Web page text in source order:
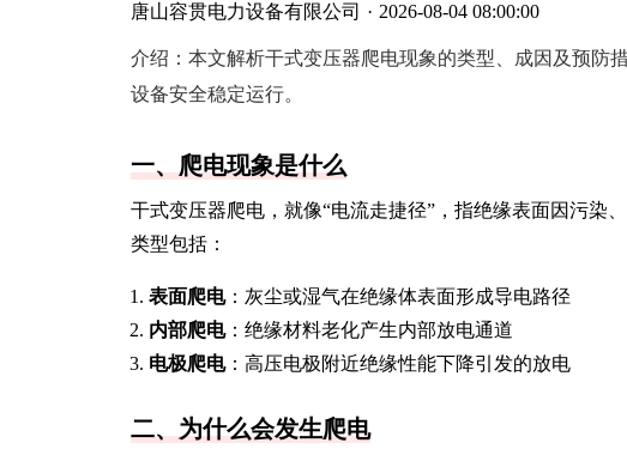
唐山容贯电力设备有限公司 · 2026-08-04 08:00:00
介绍： 本文解析干式变压器爬电现象的类型、成因及预防
设备安全稳定运行。
一、爬电现象是什么
干式变压器爬电，就像“电流走捷径”，指绝缘表面因污染
类型包括：
表面爬电：灰尘或湿气在绝缘体表面形成导电路径
内部爬电：绝缘材料老化产生内部放电通道
电极爬电：高压电极附近绝缘性能下降引发的放电
二、为什么会发生爬电